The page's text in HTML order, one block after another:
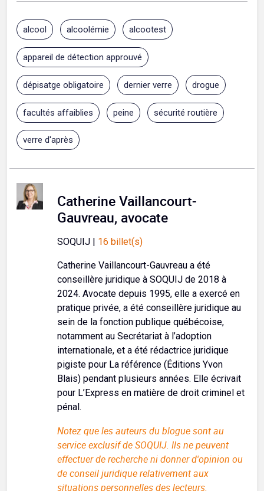
alcool alcoolémie alcootest
appareil de détection approuvé
dépisatge obligatoire dernier verre drogue
facultés affaiblies peine sécurité routière
verre d'après
Catherine Vaillancourt-
Gauvreau, avocate
SOQUIJ | 16 billet(s)
Catherine Vaillancourt-Gauvreau a été
conseillère juridique à SOQUIJ de 2018 à
2024. Avocate depuis 1995, elle a exercé en
pratique privée, a été conseillère juridique au
sein de la fonction publique québécoise,
notamment au Secrétariat à l’adoption
internationale, et a été rédactrice juridique
pigiste pour La référence (Éditions Yvon
Blais) pendant plusieurs années. Elle écrivait
pour L’Express en matière de droit criminel et
pénal.
Notez que les auteurs du blogue sont au
service exclusif de SOQUIJ. Ils ne peuvent
effectuer de recherche ni donner d'opinion ou
de conseil juridique relativement aux
situations personnelles des lecteurs.